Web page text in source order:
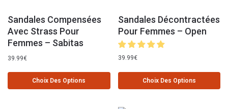
Sandales Compensées
Avec Strass Pour
Femmes – Sabitas
39.99€
Choix Des Options
Sandales Décontractées
Pour Femmes – Open
39.99€
Choix Des Options